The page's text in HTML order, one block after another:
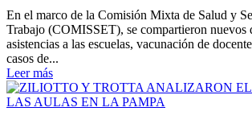
En el marco de la Comisión Mixta de Salud y
Trabajo (COMISSET), se compartieron nuevos
asistencias a las escuelas, vacunación de
casos de...
Leer más